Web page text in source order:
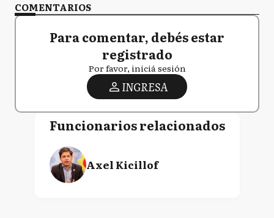
COMENTARIOS
Para comentar, debés estar
registrado
Por favor, iniciá sesión
INGRESA
Funcionarios relacionados
Axel Kicillof